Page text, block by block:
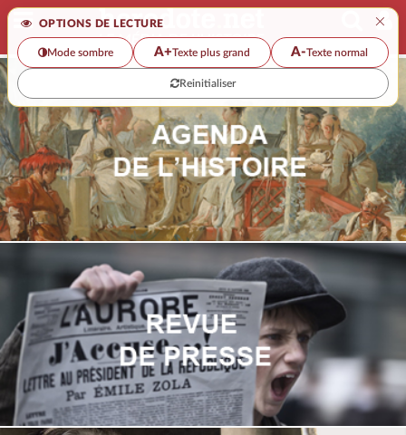
OPTIONS DE LECTURE ×
Mode sombre A+Texte plus grand A-Texte normal
Reinitialiser